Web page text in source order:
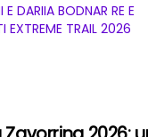
DARIIA BODNAR RE E
EXTREME TRAIL 2026